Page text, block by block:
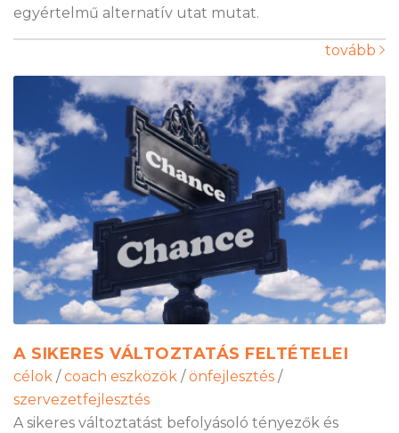
egyértelmű alternatív utat mutat.
tovább
A SIKERES VÁLTOZTATÁS FELTÉTELEI
célok / coach eszközök / önfejlesztés /
szervezetfejlesztés
A sikeres változtatást befolyásoló tényezők és